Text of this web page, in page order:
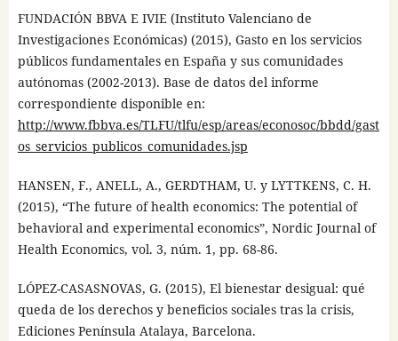
FUNDACIÓN BBVA E IVIE (Instituto Valenciano de
Investigaciones Económicas) (2015), Gasto en los servicios
públicos fundamentales en España y sus comunidades
autónomas (2002-2013). Base de datos del informe
correspondiente disponible en:
http://www.fbbva.es/TLFU/tlfu/esp/areas/econosoc/bbdd/gast
os_servicios_publicos_comunidades.jsp
HANSEN, F., ANELL, A., GERDTHAM, U. y LYTTKENS, C. H.
(2015), “The future of health economics: The potential of
behavioral and experimental economics”, Nordic Journal of
Health Economics, vol. 3, núm. 1, pp. 68-86.
LÓPEZ-CASASNOVAS, G. (2015), El bienestar desigual: qué
queda de los derechos y beneficios sociales tras la crisis,
Ediciones Península Atalaya, Barcelona.